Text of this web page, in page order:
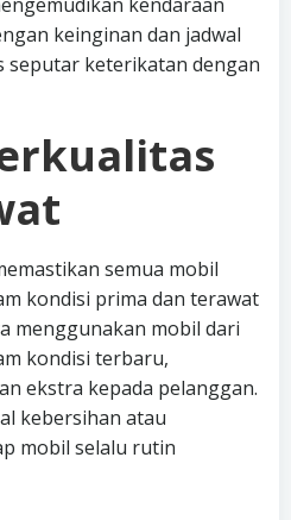
keinginan dan jadwal
seputar keterikatan dengan
semua mobil
kondisi prima dan terawat
menggunakan mobil dari
kondisi terbaru,
ekstra kepada pelanggan.
kebersihan atau
mobil selalu rutin